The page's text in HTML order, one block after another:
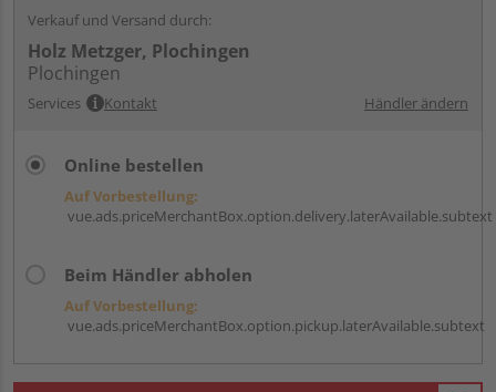
Verkauf und Versand durch:
Holz Metzger, Plochingen
Plochingen
Services Kontakt Händler ändern
Online bestellen
Auf Vorbestellung:
vue.ads.priceMerchantBox.option.delivery.laterAvailable.subtext
Beim Händler abholen
Auf Vorbestellung:
vue.ads.priceMerchantBox.option.pickup.laterAvailable.subtext